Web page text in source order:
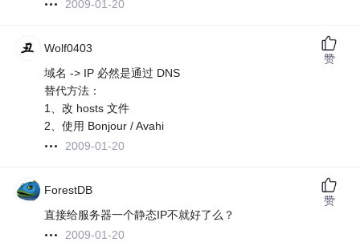
2009-01-20
Wolf0403
域名 -> IP 必然是通过 DNS
替代方法：
1、改 hosts 文件
2、使用 Bonjour / Avahi
2009-01-20
赞
ForestDB
直接给服务器一个静态IP不就好了么？
2009-01-20
赞